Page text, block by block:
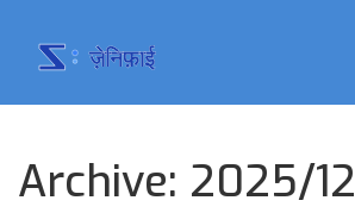
Archive: 2025/12